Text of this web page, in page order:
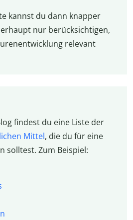
kannst du dann knapper
nur berücksichtigen,
relevant
findest du eine Liste der
Mittel, die du für eine
solltest. Zum Beispiel: